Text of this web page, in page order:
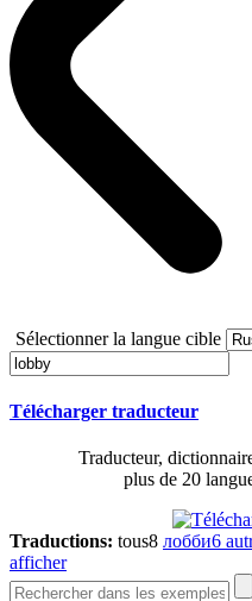
Sélectionner la langue cible
Télécharger traducteur
Traducteur,
plus de 20
Traductions: tous8 лобби6
afficher